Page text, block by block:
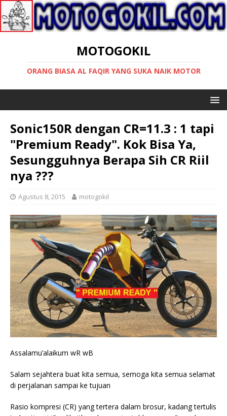
MOTOGOKIL
ORANG BIASA AL FAQIR YANG SUKA NAIK MOTOR
Sonic150R dengan CR=11.3 : 1 tapi
"Premium Ready". Kok Bisa Ya,
Sesungguhnya Berapa Sih CR Riil
nya ???
Agustus 8, 2015 motogokil
Assalamu’alaikum wR wB
Salam sejahtera buat kita semua, semoga kita semua selamat
di perjalanan sampai ke tujuan
Rasio kompresi (CR) yang tertera dalam brosur, kadang tertulis